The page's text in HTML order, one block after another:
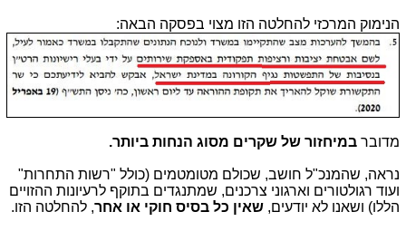
הנימוק המרכזי להחלטה הזו מצוי בפסקה הבאה:
מדובר במיחזור של שקרים מסוג הנחות ביותר.
נראה, שהמנכ"ל חושב, שכולם מטומטמים (כולל "רשות התחרות"
ועוד רגולטורים וארגוני צרכנים, שמתנגדים בתוקף לרעיונות ההזויים
הללו) ושאנו לא יודעים, שאין כל בסיס חוקי או אחר, להחלטה הזו.